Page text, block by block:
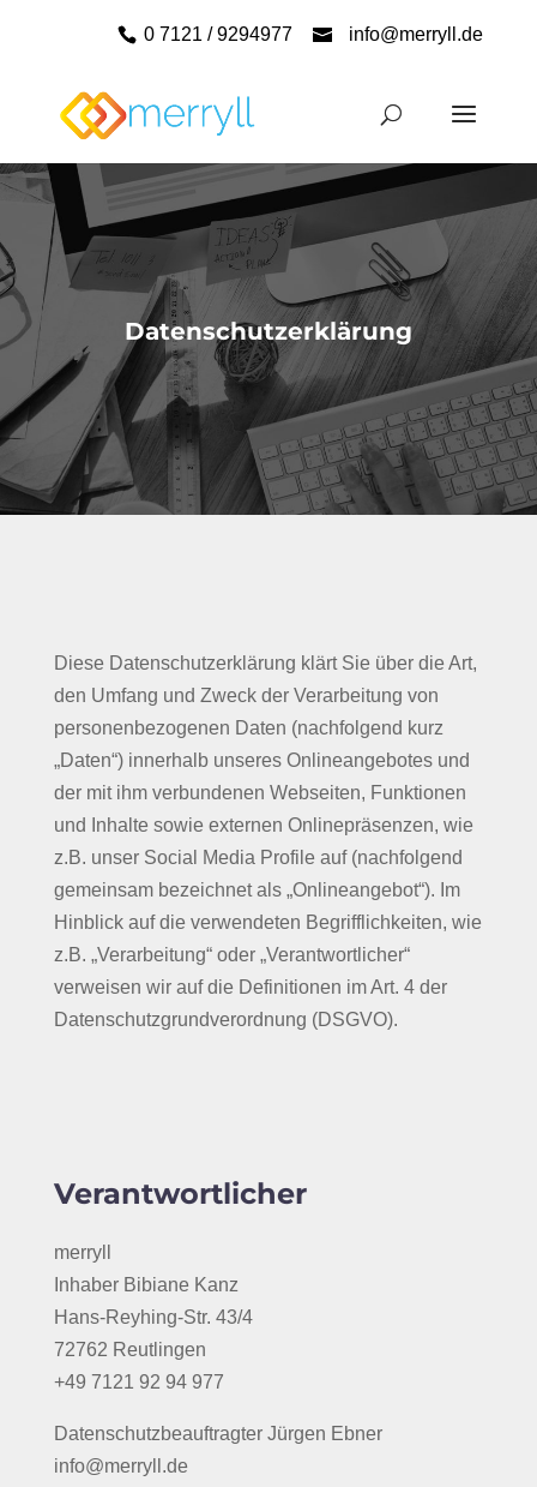
0 7121 / 9294977 info@merryll.de
Datenschutzerklärung
Diese Datenschutzerklärung klärt Sie über die Art,
den Umfang und Zweck der Verarbeitung von
personenbezogenen Daten (nachfolgend kurz
„Daten“) innerhalb unseres Onlineangebotes und
der mit ihm verbundenen Webseiten, Funktionen
und Inhalte sowie externen Onlinepräsenzen, wie
z.B. unser Social Media Profile auf (nachfolgend
gemeinsam bezeichnet als „Onlineangebot“). Im
Hinblick auf die verwendeten Begrifflichkeiten, wie
z.B. „Verarbeitung“ oder „Verantwortlicher“
verweisen wir auf die Definitionen im Art. 4 der
Datenschutzgrundverordnung (DSGVO).
Verantwortlicher
merryll
Inhaber Bibiane Kanz
Hans-Reyhing-Str. 43/4
72762 Reutlingen
+49 7121 92 94 977
Datenschutzbeauftragter Jürgen Ebner
info@merryll.de